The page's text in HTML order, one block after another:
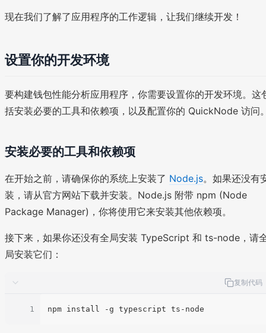
现在我们了解了应用程序的工作逻辑，让我们继续开发！
设置你的开发环境
要构建钱包性能分析应用程序，你需要设置你的开发环境。这
括安装必要的工具和依赖项，以及配置你的 QuickNode 访问
安装必要的工具和依赖项
在开始之前，请确保你的系统上安装了 Node.js。如果还没有
装，请从官方网站下载并安装。Node.js 附带 npm (Node
Package Manager)，你将使用它来安装其他依赖项。
接下来，如果你还没有全局安装 TypeScript 和 ts-node，请
局安装它们：
复制代码
1